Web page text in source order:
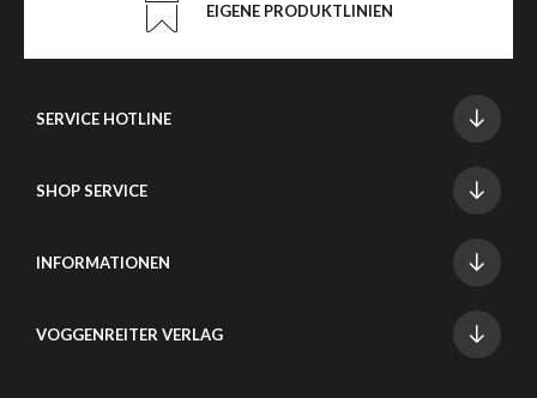
EIGENE PRODUKTLINIEN
SERVICE HOTLINE
SHOP SERVICE
INFORMATIONEN
VOGGENREITER VERLAG